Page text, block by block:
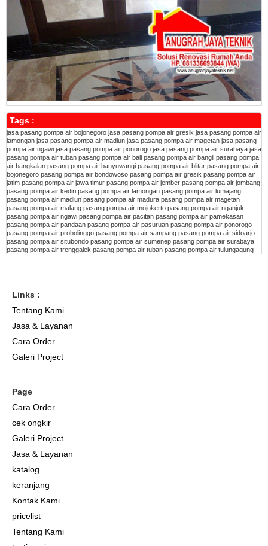
Tags :
jasa pasang pompa air bojonegoro jasa pasang pompa air gresik jasa pasang pompa air
lamongan jasa pasang pompa air madiun jasa pasang pompa air magetan jasa pasang
pompa air ngawi jasa pasang pompa air ponorogo jasa pasang pompa air surabaya jasa
pasang pompa air tuban pasang pompa air bali pasang pompa air bangil pasang pompa
air bangkalan pasang pompa air banyuwangi pasang pompa air blitar pasang pompa air
bojonegoro pasang pompa air bondowoso pasang pompa air gresik pasang pompa air
jatim pasang pompa air jawa timur pasang pompa air jember pasang pompa air jombang
pasang pompa air kediri pasang pompa air lamongan pasang pompa air lumajang
pasang pompa air madiun pasang pompa air madura pasang pompa air magetan
pasang pompa air malang pasang pompa air mojokerto pasang pompa air nganjuk
pasang pompa air ngawi pasang pompa air pacitan pasang pompa air pamekasan
pasang pompa air pandaan pasang pompa air pasuruan pasang pompa air ponorogo
pasang pompa air probolinggo pasang pompa air sampang pasang pompa air sidoarjo
pasang pompa air situbondo pasang pompa air sumenep pasang pompa air surabaya
pasang pompa air trenggalek pasang pompa air tuban pasang pompa air tulungagung
Links :
Tentang Kami
Jasa & Layanan
Cara Order
Galeri Project
Page
Cara Order
cek ongkir
Galeri Project
Jasa & Layanan
katalog
keranjang
Kontak Kami
pricelist
Tentang Kami